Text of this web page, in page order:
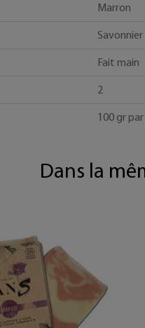
Marron
Savonnier
Fait main
2
100 gr
Dans la